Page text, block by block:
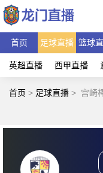
首页 足球直播 篮球
英超直播 西甲直播
首页 > 足球直播 > 宫崎